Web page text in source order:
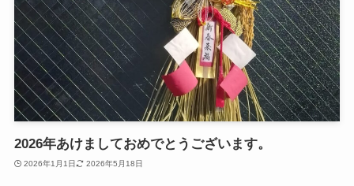
2026年あけましておめでとうございます。
2026年1月1日 2026年5月18日